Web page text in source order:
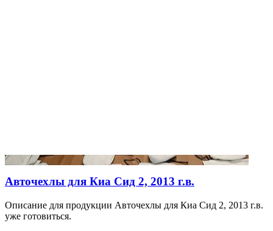
Авточехлы для Киа Сид 2, 2013 г.в.
Описание для продукции Авточехлы для Киа Сид 2, 2013 г.в.
уже готовиться.